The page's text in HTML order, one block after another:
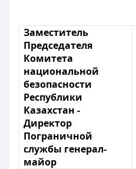
Заместитель
Председателя
Комитета
национальной
безопасности
Республики
Казахстан -
Директор
Пограничной
службы генерал-
майор